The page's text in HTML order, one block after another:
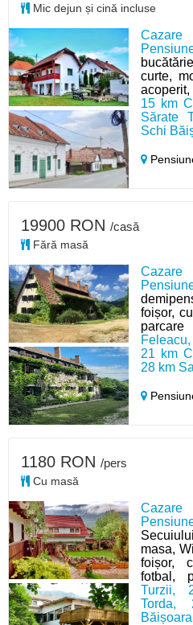
curte,
15 km
Sărate
Schi
Mic dejun și cină incluse
foișor,
parcare
21 km
28 km
19900 RON /casă
Fără masă
masa,
foișor,
fotbal,
Turzii,
Torda,
Băișoara
1180 RON /pers
Cu masă